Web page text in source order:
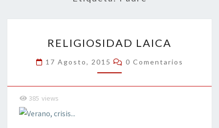
LAICA
RELIGIOSIDAD LAICA
17 Agosto, 2015 Comentarios
0 Comentarios
385 views